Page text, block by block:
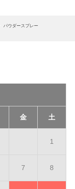
パウダースプレー
金 土
1
7 8